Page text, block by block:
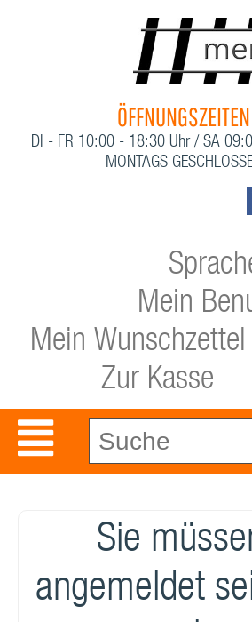
ÖFFNUNGSZEITEN
DI - FR 10:00 - 18:30 Uhr / SA
MONTAGS
Mein
Mein Wunschzettel
Zur Kasse
Sie
angemeldet